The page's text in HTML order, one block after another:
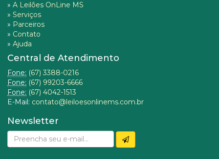
» A Leilões OnLine MS
» Serviços
» Parceiros
» Contato
» Ajuda
Central de Atendimento
Fone: (67) 3388-0216
Fone: (67) 99203-6666
Fone: (67) 4042-1513
E-Mail: contato@leiloesonlinems.com.br
Newsletter